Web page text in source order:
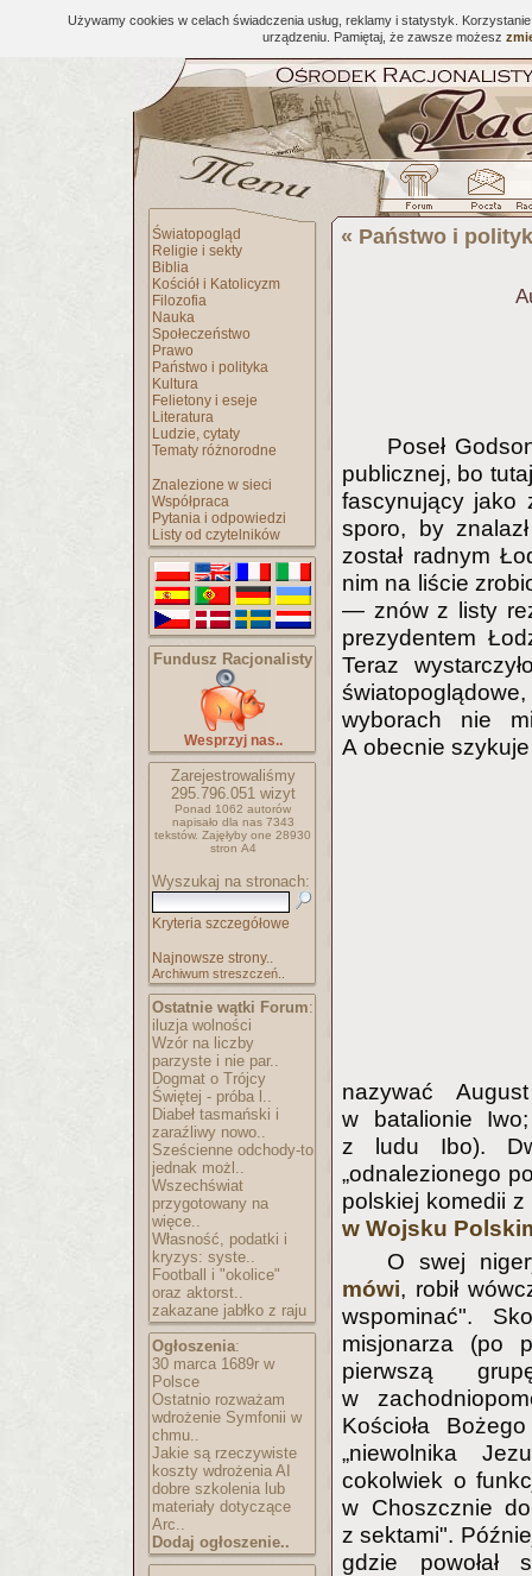
Używamy cookies w celach świadczenia usług, reklamy i statystyk.
urządzeniu. Pamiętaj, że zawsze możesz
Światopogląd
Religie i sekty
Biblia
Kościół i Katolicyzm
Filozofia
Nauka
Społeczeństwo
Prawo
Państwo i polityka
Kultura
Felietony i eseje
Literatura
Ludzie, cytaty
Tematy różnorodne
Znalezione w sieci
Współpraca
Pytania i odpowiedzi
Listy od czytelników
Fundusz Racjonalisty
Wesprzyj nas..
Zarejestrowaliśmy
295.796.051wizyt
Ponad 1062 autorów
napisało dla nas 7343
tekstów. Zajęłyby one 28930
stron A4
Wyszukaj na stronach:
Kryteria szczegółowe
Najnowsze strony..
Archiwum streszczeń..
Ostatnie wątki Forum:
iluzja wolności
Wzór na liczby
parzyste i nie par..
Dogmat o Trójcy
Świętej - próba l..
Diabeł tasmański i
zaraźliwy nowo..
Sześcienne odchody-to
jednak możl..
Wszechświat
przygotowany na
więce..
Własność, podatki i
kryzys: syste..
Football i "okolice"
oraz aktorst..
zakazane jabłko z raju
Ogłoszenia:
30 marca 1689r w
Polsce
Ostatnio rozważam
wdrożenie Symfonii w
chmu..
Jakie są rzeczywiste
koszty wdrożenia AI
dobre szkolenia lub
materiały dotyczące
Arc..
Dodaj ogłoszenie..
« Państwo i
Poseł
publicznej, bo
fascynujący jako
sporo, by
został radnym
nim na liście
— znów z listy
prezydentem
Teraz
wyborach nie
A obecnie
nazywać
w batalionie
z ludu Ibo).
„odnalezionego
polskiej komedii
w Wojsku
O swej
mówi, robił
wspominać".
misjonarza (po
pierwszą
w
Kościoła
„niewolnika
cokolwiek o
w Choszcznie
z sektami".
gdzie powołał